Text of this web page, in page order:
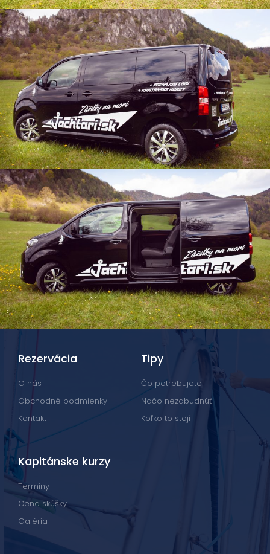
Rezervácia
O nás
Obchodné podmienky
Kontakt
Tipy
Čo potrebujete
Načo nezabudnúť
Koľko to stojí
Kapitánske kurzy
Termíny
Cena skúšky
Galéria